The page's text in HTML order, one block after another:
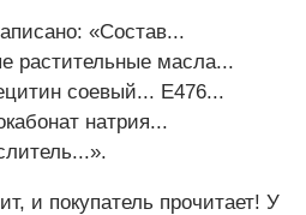
«Состав...
растительные масла...
соевый... Е476...
натрия...
и покупатель прочитает! У